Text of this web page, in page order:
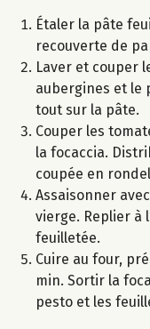
Étaler la pâte
recouverte de
Laver et couper
aubergines et le
tout sur la pâte.
Couper les
la focaccia.
coupée en
Assaisonner
vierge. Replier à
feuilletée.
Cuire au four,
min. Sortir la
pesto et les